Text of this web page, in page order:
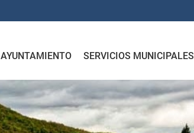
AYUNTAMIENTO SERVICIOS MUNICIPALES